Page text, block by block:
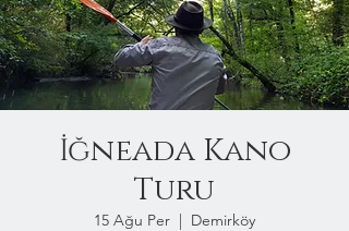
İğneada Kano
Turu
15 Ağu Per
  |
Demirköy